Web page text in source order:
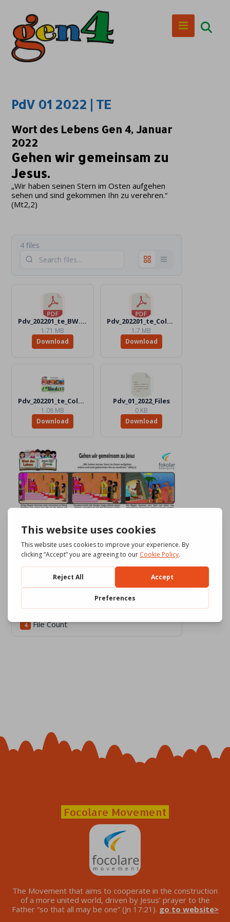
PdV 01 2022 | TE
Wort des Lebens Gen 4, Januar
2022
Gehen wir gemeinsam zu
Jesus.
„Wir haben seinen Stern im Osten aufgehen
sehen und sind gekommen Ihn zu verehren.“
(Mt2,2)
4 files
Pdv_202201_te_BW.pdf
1.71 MB
Download
Pdv_202201_te_Color.pdf
1.7 MB
Download
Pdv_202201_te_Color.jpg
1.08 MB
Download
Pdv_01_2022_Files
0 KB
Download
Download
4 File Count
Focolare Movement
The Movement that aims to cooperate in the construction
of a more united world, driven by Jesus’ prayer to the
Father “so that all may be one” (Jn 17:21). go to website>